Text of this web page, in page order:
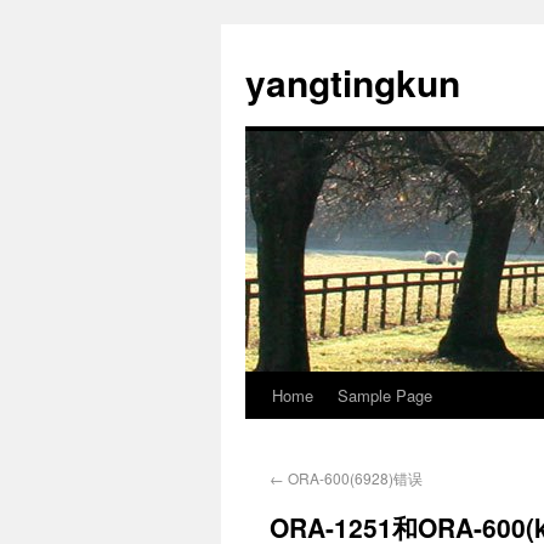
yangtingkun
Home Sample Page
← ORA-600(6928)错误
ORA-1251和ORA-